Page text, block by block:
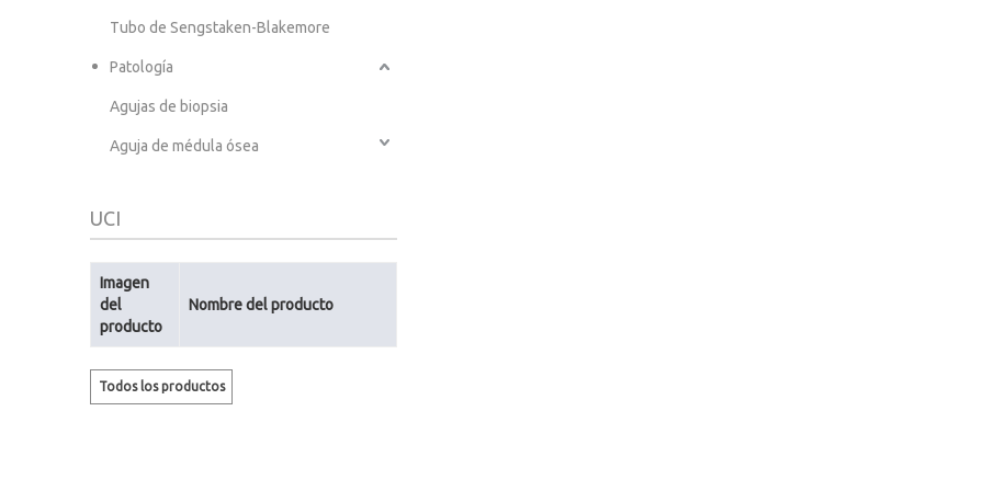
Tubo de Sengstaken-Blakemore
Patología
Agujas de biopsia
Aguja de médula ósea
UCI
Imagen
del
producto
Nombre del producto
Todos los productos